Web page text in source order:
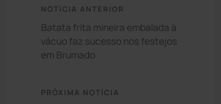
NOTÍCIA ANTERIOR
Batata frita mineira embalada à
vácuo faz sucesso nos festejos
em Brumado
PRÓXIMA NOTÍCIA